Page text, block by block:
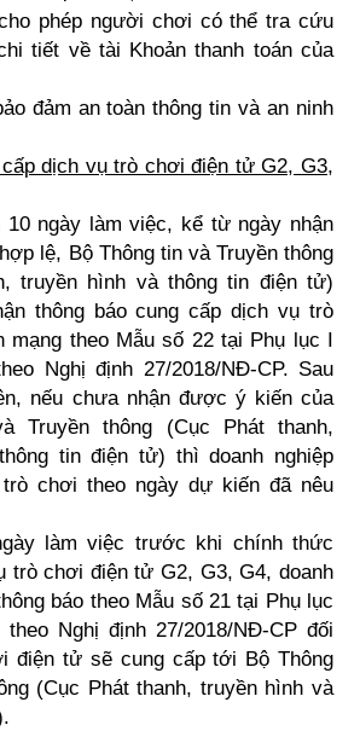
phép người chơi có thể tra cứu
tiết về tài Khoản thanh toán của
đảm an toàn thông tin và an ninh
dịch vụ trò chơi điện tử G2, G3,
10 ngày làm việc, kể từ ngày nhận
lệ, Bộ Thông tin và Truyền thông
truyền hình và thông tin điện tử)
thông báo cung cấp dịch vụ trò
mạng theo Mẫu số 22 tại Phụ lục I
Nghị định 27/2018/NĐ-CP. Sau
nếu chưa nhận được ý kiến của
Truyền thông (Cục Phát thanh,
tin điện tử) thì doanh nghiệp
chơi theo ngày dự kiến đã nêu
làm việc trước khi chính thức
trò chơi điện tử G2, G3, G4, doanh
báo theo Mẫu số 21 tại Phụ lục
Nghị định 27/2018/NĐ-CP đối
điện tử sẽ cung cấp tới Bộ Thông
(Cục Phát thanh, truyền hình và